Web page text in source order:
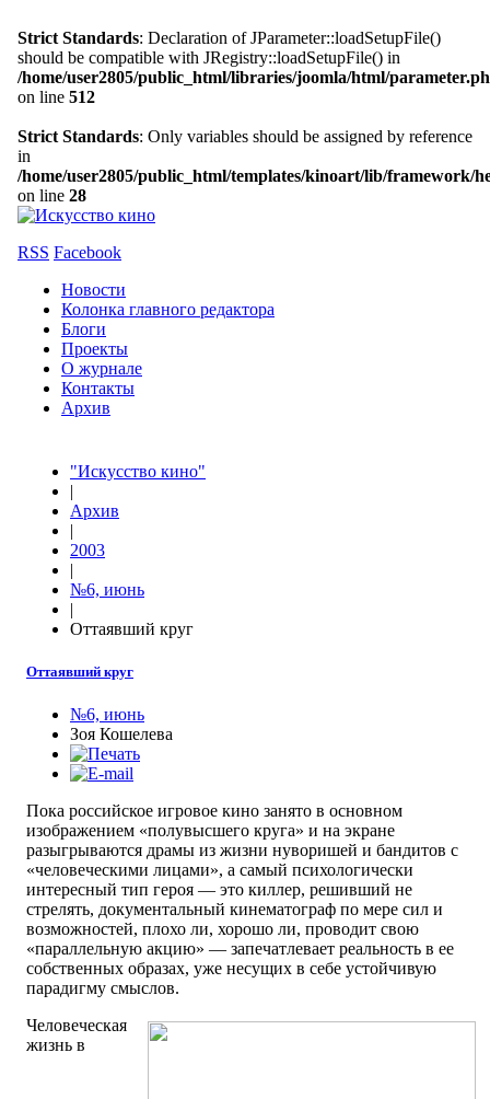
Strict Standards: Declaration of JParameter::loadSetupFile()
should be compatible with JRegistry::loadSetupFile() in
/home/user2805/public_html/libraries/joomla/html/
on line 512
Strict Standards: Only variables should be assigned by reference
in
/home/user2805/public_html/templates/kinoart/lib/framework/
on line 28
RSS Facebook
Новости
Колонка главного редактора
Блоги
Проекты
О журнале
Контакты
Архив
"Искусство кино"
|
Архив
|
2003
|
№6, июнь
|
Оттаявший круг
Оттаявший круг
№6, июнь
Зоя Кошелева
Пока российское игровое кино занято в основном
изображением «полувысшего круга» и на экране
разыгрываются драмы из жизни нуворишей и бандитов с
«человеческими лицами», а самый психологически
интересный тип героя — это киллер, решивший не
стрелять, документальный кинематограф по мере сил и
возможностей, плохо ли, хорошо ли, проводит свою
«параллельную акцию» — запечатлевает реальность в ее
собственных образах, уже несущих в себе устойчивую
парадигму смыслов.
Человеческая
жизнь в